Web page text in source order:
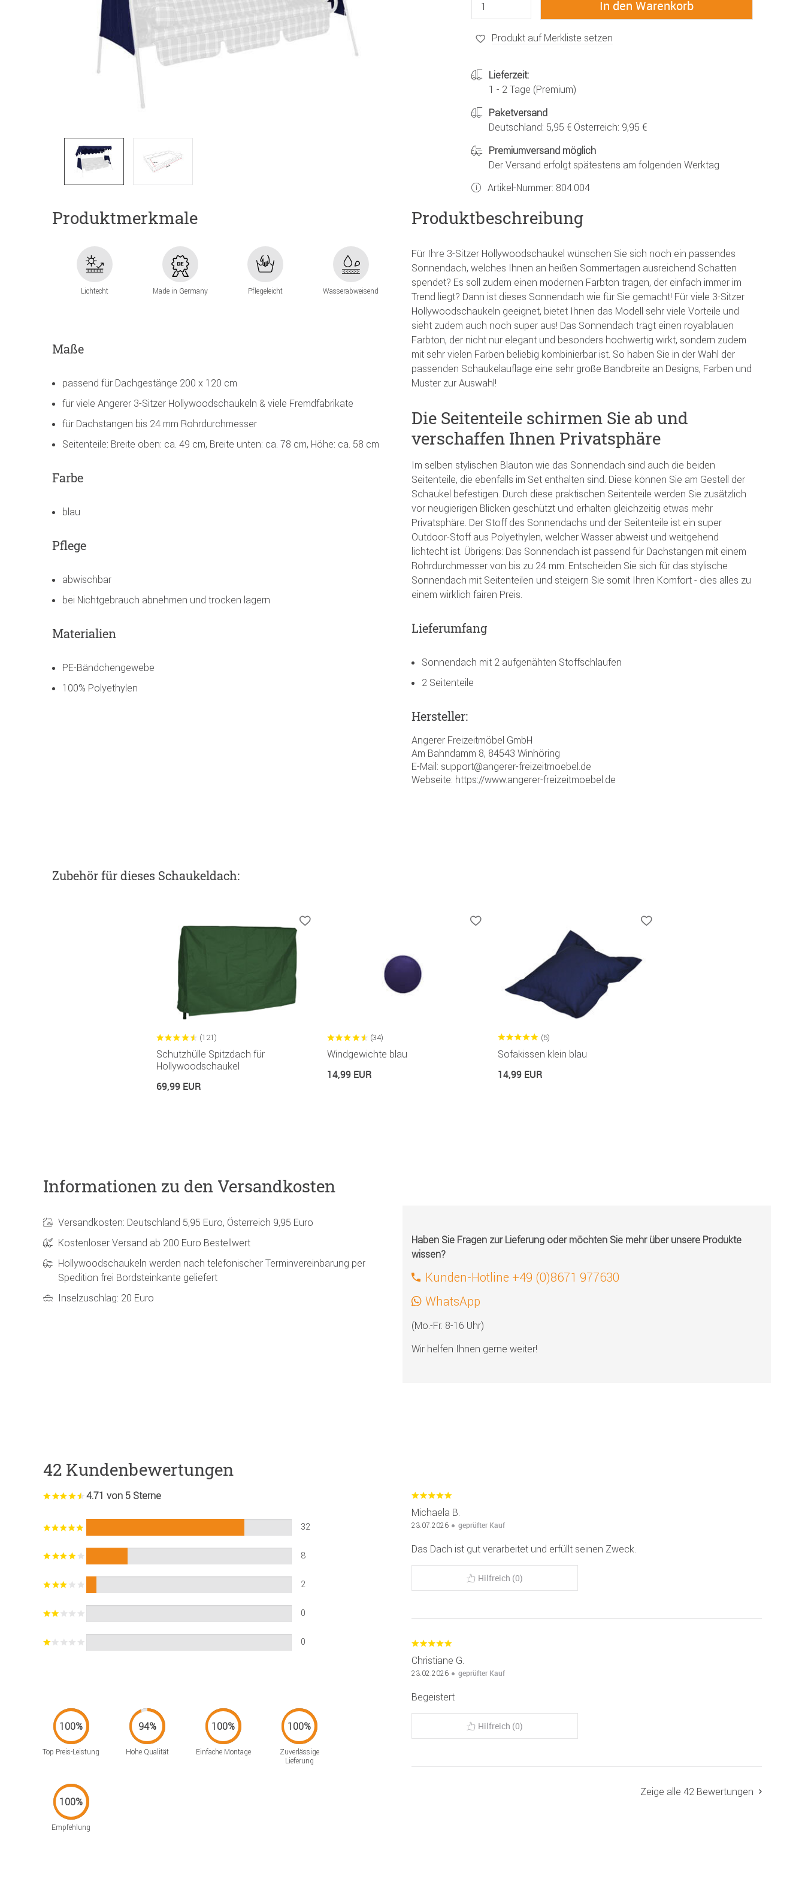
Produkt auf Merkliste setzen
Lieferzeit:
1 - 2 Tage (Premium)
Paketversand
Deutschland: 5,95 € Österreich: 9,95 €
Premiumversand möglich
Der Versand erfolgt spätestens am folgenden Werktag
Artikel-Nummer: 804.004
Produktmerkmale
Lichtecht Made in Germany Pflegeleicht Wasserabweisend
Maße
passend für Dachgestänge 200 x 120 cm
für viele Angerer 3-Sitzer Hollywoodschaukeln & viele Fremdfabrikate
für Dachstangen bis 24 mm Rohrdurchmesser
Seitenteile: Breite oben: ca. 49 cm, Breite unten: ca. 78 cm, Höhe: ca. 58 cm
Farbe
blau
Pflege
abwischbar
bei Nichtgebrauch abnehmen und trocken lagern
Materialien
PE-Bändchengewebe
100% Polyethylen
Produktbeschreibung
Für Ihre 3-Sitzer Hollywoodschaukel wünschen Sie sich noch ein passendes
Sonnendach, welches Ihnen an heißen Sommertagen ausreichend Schatten
spendet? Es soll zudem einen modernen Farbton tragen, der einfach immer im
Trend liegt? Dann ist dieses Sonnendach wie für Sie gemacht! Für viele 3-Sitzer
Hollywoodschaukeln geeignet, bietet Ihnen das Modell sehr viele Vorteile und
sieht zudem auch noch super aus! Das Sonnendach trägt einen royalblauen
Farbton, der nicht nur elegant und besonders hochwertig wirkt, sondern zudem
mit sehr vielen Farben beliebig kombinierbar ist. So haben Sie in der Wahl der
passenden Schaukelauflage eine sehr große Bandbreite an Designs, Farben und
Muster zur Auswahl!
Die Seitenteile schirmen Sie ab und
verschaffen Ihnen Privatsphäre
Im selben stylischen Blauton wie das Sonnendach sind auch die beiden
Seitenteile, die ebenfalls im Set enthalten sind. Diese können Sie am Gestell der
Schaukel befestigen. Durch diese praktischen Seitenteile werden Sie zusätzlich
vor neugierigen Blicken geschützt und erhalten gleichzeitig etwas mehr
Privatsphäre. Der Stoff des Sonnendachs und der Seitenteile ist ein super
Outdoor-Stoff aus Polyethylen, welcher Wasser abweist und weitgehend
lichtecht ist. Übrigens: Das Sonnendach ist passend für Dachstangen mit einem
Rohrdurchmesser von bis zu 24 mm. Entscheiden Sie sich für das stylische
Sonnendach mit Seitenteilen und steigern Sie somit Ihren Komfort - dies alles zu
einem wirklich fairen Preis.
Lieferumfang
Sonnendach mit 2 aufgenähten Stoffschlaufen
2 Seitenteile
Hersteller:
Angerer Freizeitmöbel GmbH
Am Bahndamm 8, 84543 Winhöring
E-Mail: support@angerer-freizeitmoebel.de
Webseite: https://www.angerer-freizeitmoebel.de
Zubehörfür dieses Schaukeldach:
(121)
Schutzhülle Spitzdach für
Hollywoodschaukel
69,99 EUR
(34)
Windgewichte blau
14,99 EUR
(5)
Sofakissen klein blau
14,99 EUR
Informationen zu den Versandkosten
Versandkosten: Deutschland 5,95 Euro, Österreich 9,95 Euro
Kostenloser Versand ab 200 Euro Bestellwert
Hollywoodschaukeln werden nach telefonischer Terminvereinbarung per
Spedition frei Bordsteinkante geliefert
Inselzuschlag: 20 Euro
Haben Sie Fragen zur Lieferung oder möchten Sie mehr über unsere Produkte
wissen?
Kunden-Hotline +49 (0)8671 977630
WhatsApp
(Mo.-Fr. 8-16 Uhr)
Wir helfen Ihnen gerne weiter!
42 Kundenbewertungen
4.71 von 5 Sterne
32
8
2
0
0
Top Preis-Leistung Hohe Qualität Einfache Montage
Zuverlässige
Lieferung
Empfehlung
Michaela B.
23.07.2026 geprüfter Kauf
Das Dach ist gut verarbeitet und erfüllt seinen Zweck.
Hilfreich (0)
Christiane G.
23.02.2026 geprüfter Kauf
Begeistert
Hilfreich (0)
Zeige alle 42 Bewertungen